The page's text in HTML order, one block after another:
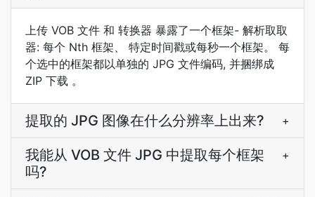
上传 VOB 文件 和 转换器 暴露了一个框架- 解析取取
器: 每个 Nth 框架、 特定时间戳或每秒一个框架。 每
个选中的框架都以单独的 JPG 文件编码, 并捆绑成
ZIP 下载 。
提取的 JPG 图像在什么分辨率上出来? +
我能从 VOB 文件 JPG 中提取每个框架
吗?
+